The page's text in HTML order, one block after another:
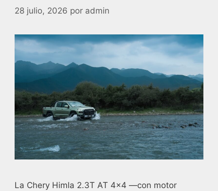
28 julio, 2026 por admin
La Chery Himla 2.3T AT 4×4 —con motor